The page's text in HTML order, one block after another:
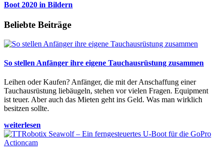
Boot 2020 in Bildern
Beliebte Beiträge
So stellen Anfänger ihre eigene Tauchausrüstung zusammen
Leihen oder Kaufen? Anfänger, die mit der Anschaffung einer
Tauchausrüstung liebäugeln, stehen vor vielen Fragen. Equipment
ist teuer. Aber auch das Mieten geht ins Geld. Was man wirklich
besitzen sollte.
weiterlesen